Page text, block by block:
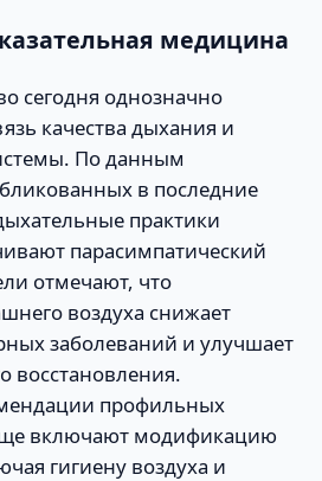
медицина
сегодня однозначно
качества дыхания и
По данным
в последние
практики
парасимпатический
отмечают, что
воздуха снижает
заболеваний и улучшает
восстановления.
профильных
включают модификацию
гигиену воздуха и